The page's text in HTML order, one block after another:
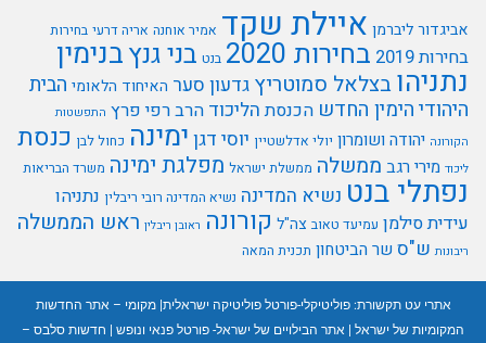
אביגדור ליברמןאיילת שקד אמיר אוחנה אריה דרעי בחירות
בחירות 2019 בחירות 2020 בנט בני גנץבנימין
נתניהו בצלאל סמוטריץגדעון סערהאיחוד הלאומיהבית
היהודיהימין החדש הכנסתהליכודהרב רפי פרץ התפשטות
הקורונה יהודה ושומרון יולי אדלשטיין יוסי דגןימינה כחול לבן כנסת
ליכוד מירי רגבממשלה ממשלת ישראל מפלגת ימינה משרד הבריאות
נפתלי בנט נשיא המדינה נשיא המדינה רובי ריבלין נתניהו
עידית סילמן עמיעד טאוב צה"לקורונה ראובן ריבלין ראש הממשלה
ריבונות ש"סשר הביטחון תכנית המאה
אתרי עט תקשורת:פוליטיקלי-פורטל פוליטיקה ישראלית| מקומי – אתר החדשות
המקומיות של ישראל| אתר הבילויים של ישראל- פורטל פנאי ונופש| חדשות סלבס –